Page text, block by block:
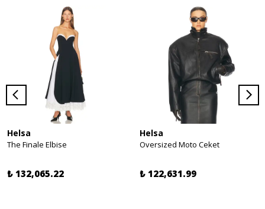
Helsa
The Finale Elbise
₺ 132,065.22
Helsa
Oversized Moto Ceket
₺ 122,631.99